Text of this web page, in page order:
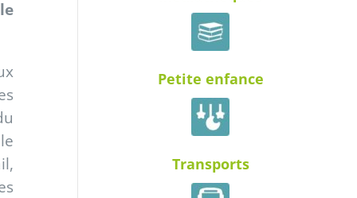
Petite enfance
Transports